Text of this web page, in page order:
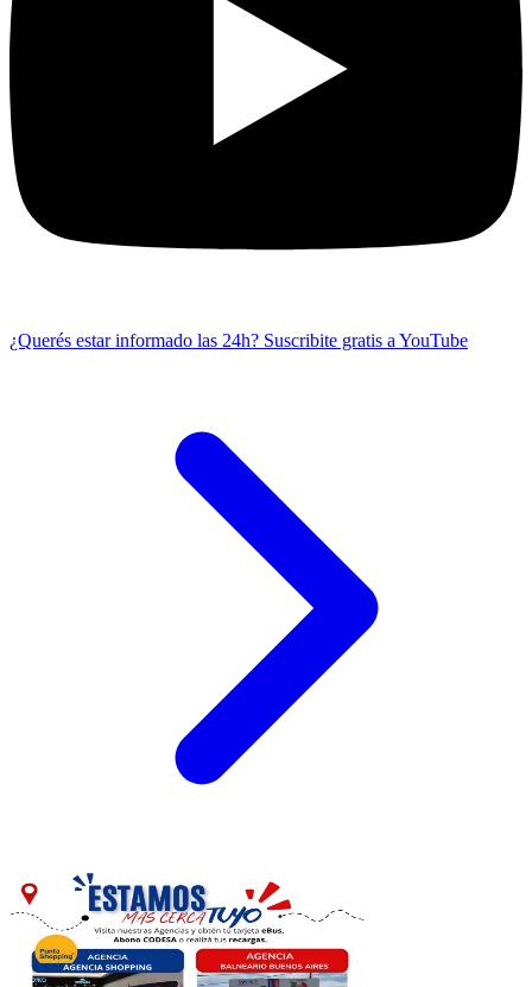
¿Querés estar informado las 24h? Suscribite gratis a YouTube